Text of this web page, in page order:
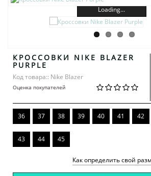
Loading...
КРОССОВКИ NIKE BLAZER
PURPLE
Код товара:: Nike Blazer
Оценка покупателей
36 37 38 39 40 41 42
43 44 45
Как определить свой